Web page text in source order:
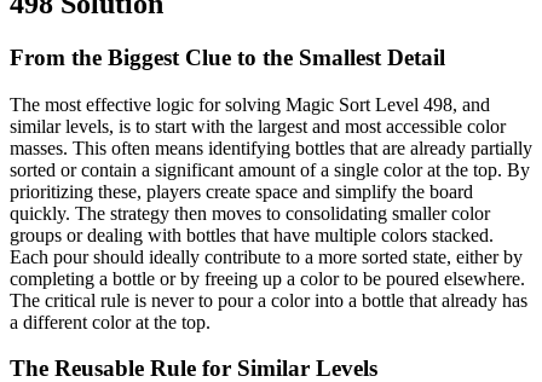
From the Biggest Clue to the Smallest Detail
The most effective logic for solving Magic Sort Level 498, and
similar levels, is to start with the largest and most accessible color
masses. This often means identifying bottles that are already partially
sorted or contain a significant amount of a single color at the top. By
prioritizing these, players create space and simplify the board
quickly. The strategy then moves to consolidating smaller color
groups or dealing with bottles that have multiple colors stacked.
Each pour should ideally contribute to a more sorted state, either by
completing a bottle or by freeing up a color to be poured elsewhere.
The critical rule is never to pour a color into a bottle that already has
a different color at the top.
The Reusable Rule for Similar Levels